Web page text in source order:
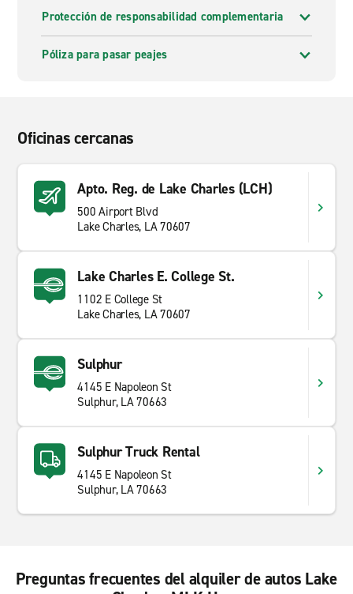
Protección de responsabilidad complementaria
Póliza para pasar peajes
Oficinas cercanas
Apto. Reg. de Lake Charles (LCH)
500 Airport Blvd
Lake Charles, LA 70607
Lake Charles E. College St.
1102 E College St
Lake Charles, LA 70607
Sulphur
4145 E Napoleon St
Sulphur, LA 70663
Sulphur Truck Rental
4145 E Napoleon St
Sulphur, LA 70663
Preguntas frecuentes del alquiler de autos Lake